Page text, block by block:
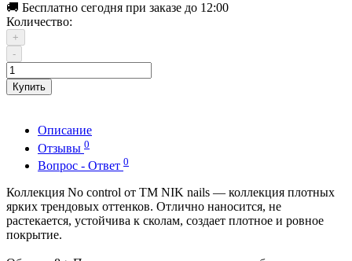
🚚 Бесплатно сегодня при заказе до 12:00
Количество:
+
-
Купить
Описание
Отзывы 0
Вопрос - Ответ 0
Коллекция No control от ТМ NIK nails — коллекция плотных
ярких трендовых оттенков. Отлично наносится, не
растекается, устойчива к сколам, создает плотное и ровное
покрытие.